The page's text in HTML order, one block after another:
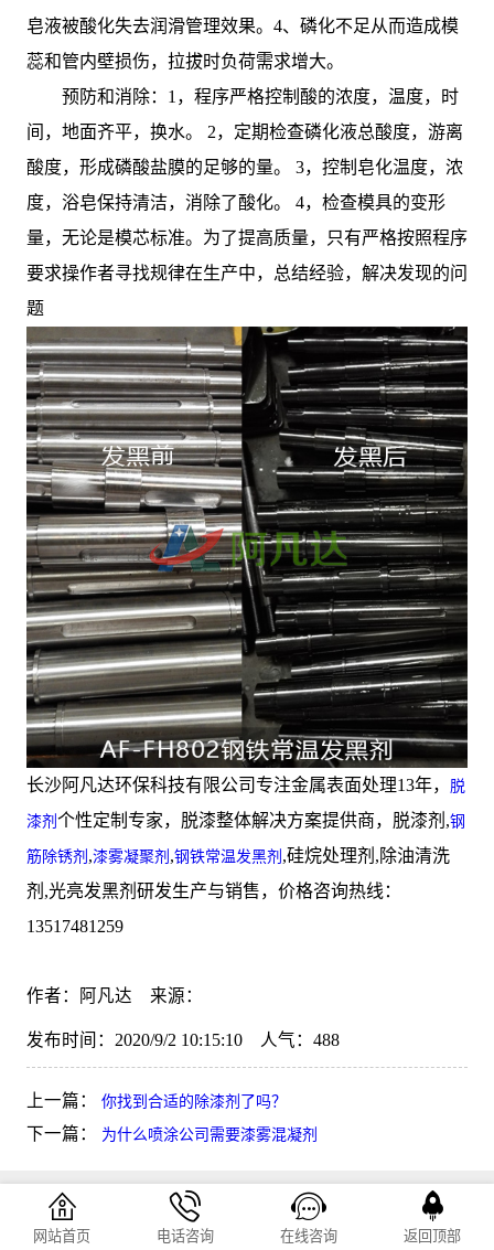
皂液被酸化失去润滑管理效果。4、磷化不足从而造成模
蕊和管内壁损伤，拉拔时负荷需求增大。
预防和消除：1，程序严格控制酸的浓度，温度，时
间，地面齐平，换水。 2，定期检查磷化液总酸度，游离
酸度，形成磷酸盐膜的足够的量。 3，控制皂化温度，浓
度，浴皂保持清洁，消除了酸化。 4，检查模具的变形
量，无论是模芯标准。为了提高质量，只有严格按照程序
要求操作者寻找规律在生产中，总结经验，解决发现的问
题
长沙阿凡达环保科技有限公司专注金属表面处理13年， 脱
漆剂 个性定制专家，脱漆整体解决方案提供商，脱漆剂,钢
筋除锈剂 ,漆雾凝聚剂 ,钢铁常温发黑剂 ,硅烷处理剂,除油清洗
剂,光亮发黑剂研发生产与销售，价格咨询热线：
13517481259
作者：阿凡达 来源：
发布时间：2020/9/2 10:15:10 人气： 488
上一篇： 你找到合适的除漆剂了吗？
下一篇： 为什么喷涂公司需要漆雾混凝剂
网站首页 电话咨询 在线咨询 返回顶部